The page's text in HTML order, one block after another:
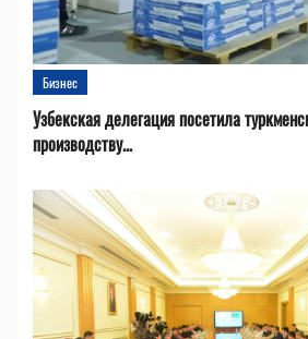
Бизнес
Узбекская делегация посетила
производству...